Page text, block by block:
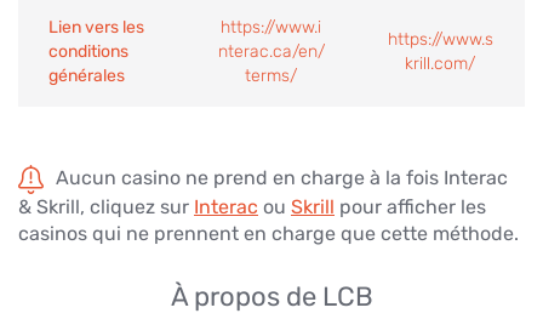
Lien vers les
conditions
générales
https://www.i
nterac.ca/en/
terms/
https://www.s
krill.com/
Aucun casino ne prend en charge à la fois Interac
& Skrill, cliquez sur Interac ou Skrill pour afficher les
casinos qui ne prennent en charge que cette méthode.
À propos de LCB